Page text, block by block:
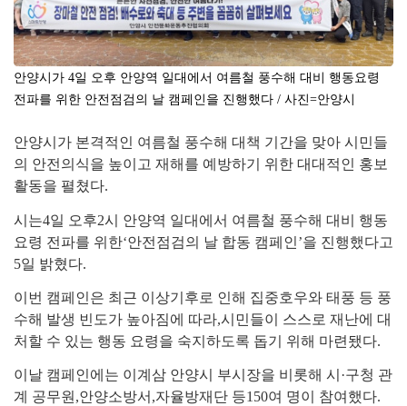
안양시가 4일 오후 안양역 일대에서 여름철 풍수해 대비 행동요령
전파를 위한 안전점검의 날 캠페인을 진행했다 / 사진=안양시
안양시가 본격적인 여름철 풍수해 대책 기간을 맞아 시민들
의 안전의식을 높이고 재해를 예방하기 위한 대대적인 홍보
활동을 펼쳤다.
시는4일 오후2시 안양역 일대에서 여름철 풍수해 대비 행동
요령 전파를 위한‘안전점검의 날 합동 캠페인’을 진행했다고
5일 밝혔다.
이번 캠페인은 최근 이상기후로 인해 집중호우와 태풍 등 풍
수해 발생 빈도가 높아짐에 따라,시민들이 스스로 재난에 대
처할 수 있는 행동 요령을 숙지하도록 돕기 위해 마련됐다.
이날 캠페인에는 이계삼 안양시 부시장을 비롯해 시 ·구청 관
계 공무원 ,안양소방서 ,자율방재단 등150여 명이 참여했다.